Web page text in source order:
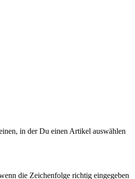
in der Du einen Artikel auswählen
die Zeichenfolge richtig eingegeben